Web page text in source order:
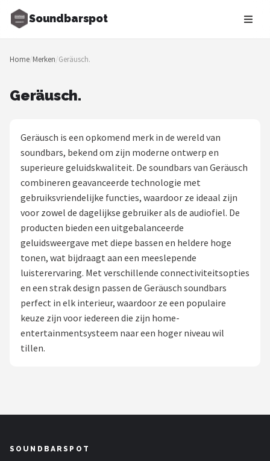
Soundbarspot
Zoeken
NAVIGATIE
Blog
Muziekstijlen
Sonos
JBL
Samsung
Shop
Power Dynamics
JBL
Home/Merken/Geräusch.
Geräusch.
Geräusch is een opkomend merk in de wereld van
soundbars, bekend om zijn moderne ontwerp en
superieure geluidskwaliteit. De soundbars van Geräusch
combineren geavanceerde technologie met
gebruiksvriendelijke functies, waardoor ze ideaal zijn
voor zowel de dagelijkse gebruiker als de audiofiel. De
producten bieden een uitgebalanceerde
geluidsweergave met diepe bassen en heldere hoge
tonen, wat bijdraagt aan een meeslepende
luisterervaring. Met verschillende connectiviteitsopties
en een strak design passen de Geräusch soundbars
perfect in elk interieur, waardoor ze een populaire
keuze zijn voor iedereen die zijn home-
entertainmentsysteem naar een hoger niveau wil
tillen.
SOUNDBARSPOT